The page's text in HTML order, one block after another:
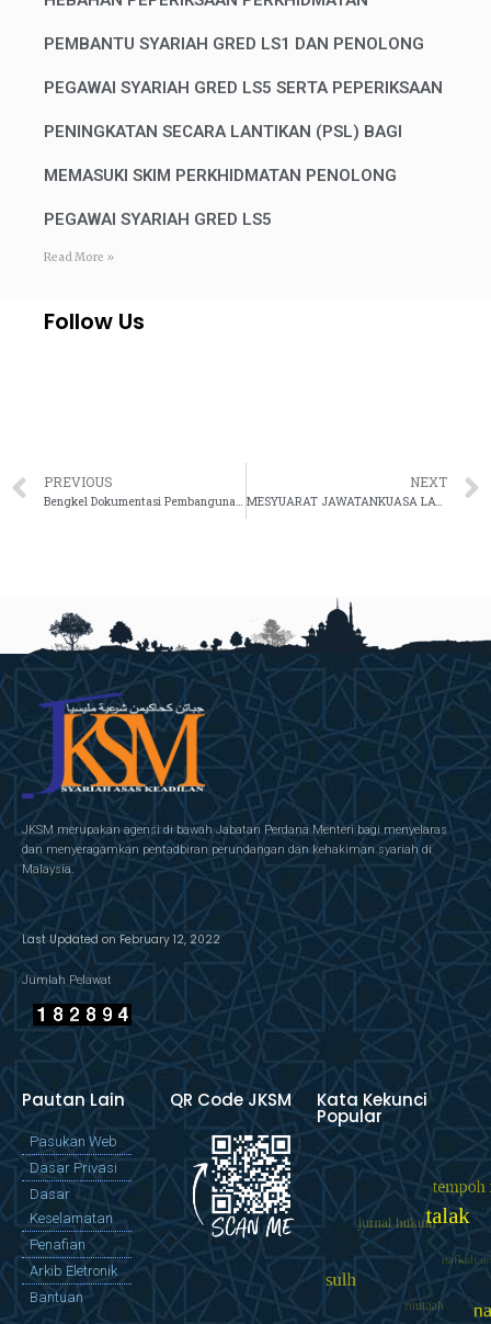
PEMBANTU SYARIAH GRED LS1 DAN PENOLONG
PEGAWAI SYARIAH GRED LS5 SERTA PEPERIKSAAN
PENINGKATAN SECARA LANTIKAN (PSL) BAGI
MEMASUKI SKIM PERKHIDMATAN PENOLONG
PEGAWAI SYARIAH GRED LS5
Read More »
Follow Us
PREVIOUS
Bengkel Dokumentasi Pembangunan Pelan Strategik Pendigitalan JKSM 2021-2025
NEXT
MESYUARAT JAWATANKUASA LATIHAN BIL. 1 TAHUN 2022
JKSM merupakan agensi di bawah Jabatan Perdana Menteri bagi menyelaras
dan menyeragamkan pentadbiran perundangan dan kehakiman syariah di
Malaysia.
Last Updated on February 12, 2022
Jumlah Pelawat
Pautan Lain
Pasukan Web
Dasar Privasi
Dasar
Keselamatan
Penafian
Arkib Eletronik
Bantuan
QR Code JKSM Kata Kekunci
Popular